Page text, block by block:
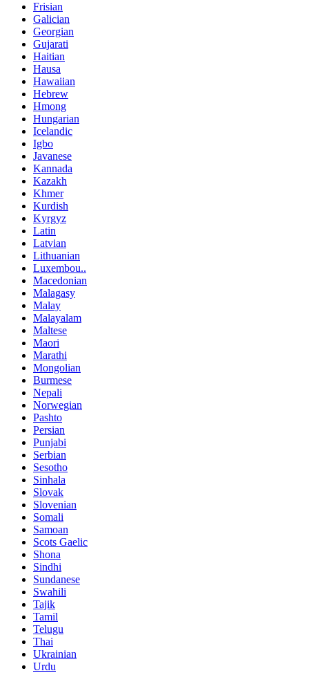
Frisian
Galician
Georgian
Gujarati
Haitian
Hausa
Hawaiian
Hebrew
Hmong
Hungarian
Icelandic
Igbo
Javanese
Kannada
Kazakh
Khmer
Kurdish
Kyrgyz
Latin
Latvian
Lithuanian
Luxembou..
Macedonian
Malagasy
Malay
Malayalam
Maltese
Maori
Marathi
Mongolian
Burmese
Nepali
Norwegian
Pashto
Persian
Punjabi
Serbian
Sesotho
Sinhala
Slovak
Slovenian
Somali
Samoan
Scots Gaelic
Shona
Sindhi
Sundanese
Swahili
Tajik
Tamil
Telugu
Thai
Ukrainian
Urdu